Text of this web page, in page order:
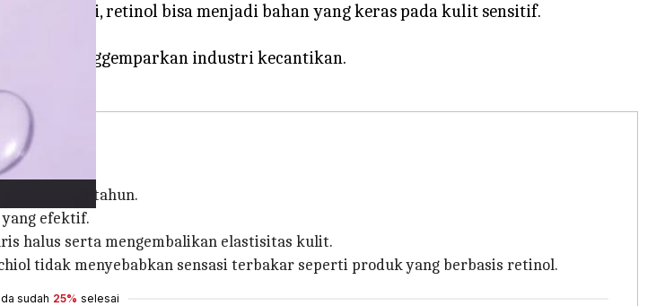
dini, retinol bisa menjadi bahan yang keras pada kulit sensitif.
yang menggemparkan industri kecantikan.
bertahun-tahun.
efektif.
halus serta mengembalikan elastisitas kulit.
tidak menyebabkan sensasi terbakar seperti produk yang berbasis retinol.
sudah 25% selesai